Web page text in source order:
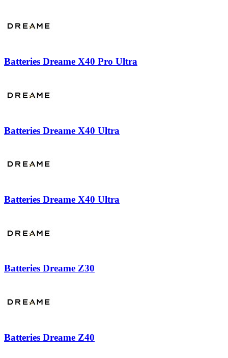
Batteries Dreame X40 Pro Ultra
Batteries Dreame X40 Ultra
Batteries Dreame X40 Ultra
Batteries Dreame Z30
Batteries Dreame Z40